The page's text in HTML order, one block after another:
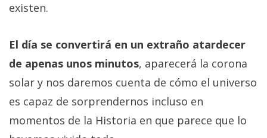
existen.
El día se convertirá en un extraño atardecer
de apenas unos minutos, aparecerá la corona
solar y nos daremos cuenta de cómo el universo
es capaz de sorprendernos incluso en
momentos de la Historia en que parece que lo